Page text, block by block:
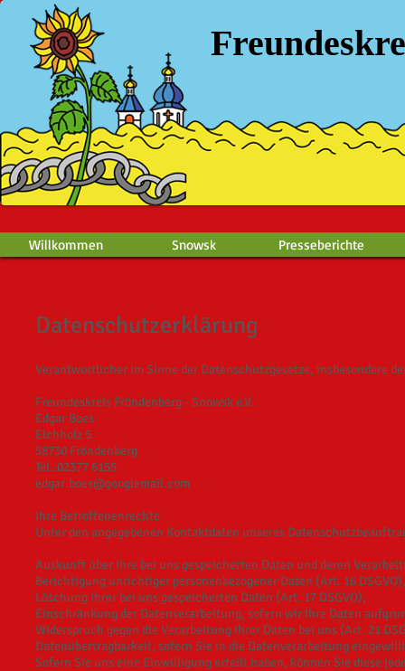
Willkommen Snowsk Presseberichte
Datenschutzerklärung
Verantwortlicher im Sinne der Datenschutzgesetze, insbesondere
Freundeskreis Fröndenberg - Snowsk e.V.
Edgar Boes
Eichholz 5
58730 Fröndenberg
Tel.:02377 6155
edgar.boes@googlemail.com
Ihre Betroffenenrechte
Unter den angegebenen Kontaktdaten unseres
Auskunft über Ihre bei uns gespeicherten Daten und deren
Berichtigung unrichtiger personenbezogener Daten (Art. 16 DSGVO),
Löschung Ihrer bei uns gespeicherten Daten (Art. 17 DSGVO),
Einschränkung der Datenverarbeitung, sofern wir Ihre Daten
Widerspruch gegen die Verarbeitung Ihrer Daten bei uns (Art. 21
Datenübertragbarkeit, sofern Sie in die Datenverarbeitung
Sofern Sie uns eine Einwilligung erteilt haben, können Sie diese